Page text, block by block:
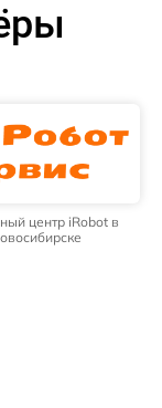
центр iRobot в